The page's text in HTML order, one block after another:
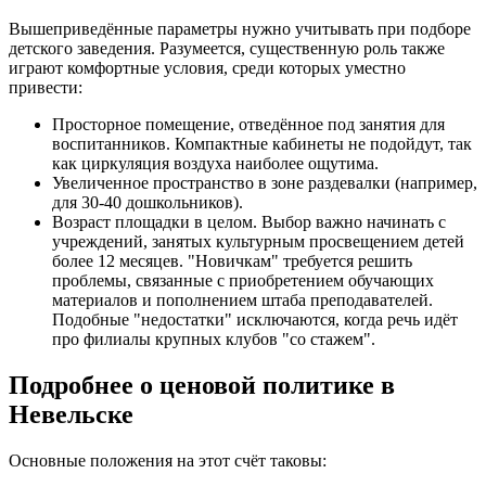
Вышеприведённые параметры нужно учитывать при подборе
детского заведения. Разумеется, существенную роль также
играют комфортные условия, среди которых уместно
привести:
Просторное помещение, отведённое под занятия для
воспитанников. Компактные кабинеты не подойдут, так
как циркуляция воздуха наиболее ощутима.
Увеличенное пространство в зоне раздевалки (например,
для 30-40 дошкольников).
Возраст площадки в целом. Выбор важно начинать с
учреждений, занятых культурным просвещением детей
более 12 месяцев. "Новичкам" требуется решить
проблемы, связанные с приобретением обучающих
материалов и пополнением штаба преподавателей.
Подобные "недостатки" исключаются, когда речь идёт
про филиалы крупных клубов "со стажем".
Подробнее о ценовой политике в
Невельске
Основные положения на этот счёт таковы: